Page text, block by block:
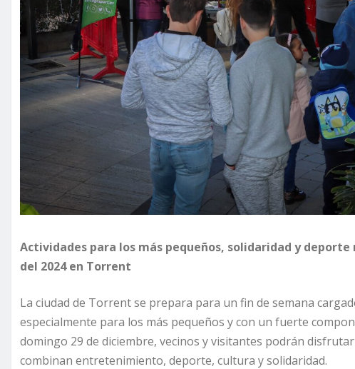
Actividades para los más pequeños, solidaridad y
del 2024 en Torrent
La ciudad de Torrent se prepara para un fin de semana
especialmente para los más pequeños y con un fuerte
domingo 29 de diciembre, vecinos y visitantes podrán
combinan entretenimiento, deporte, cultura y solidaridad.